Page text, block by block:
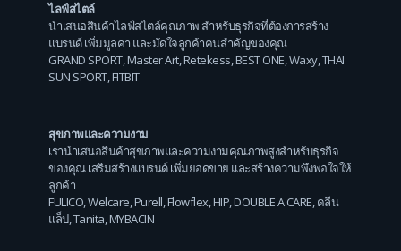
ไลฟ์สไตล์
นำเสนอสินค้าไลฟ์สไตล์คุณภาพ สำหรับธุรกิจที่ต้องการสร้าง
แบรนด์ เพิ่มมูลค่า และมัดใจลูกค้าคนสำคัญของคุณ
GRAND SPORT,Master Art,Retekess,BEST ONE,Waxy,THAI
SUN SPORT,FITBIT
สุขภาพและความงาม
เรานำเสนอสินค้าสุขภาพและความงามคุณภาพสูงสำหรับธุรกิจ
ของคุณ เสริมสร้างแบรนด์ เพิ่มยอดขาย และสร้างความพึงพอใจให้
ลูกค้า
FULICO,Welcare,Purell,Flowflex,HIP,DOUBLE A CARE,คลีน
แล็ป,Tanita,MYBACIN